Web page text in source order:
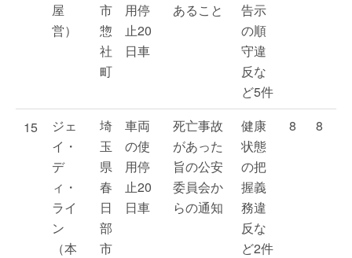
屋
営）
市
惣
社
町
用停
止20
日車
あること
告示
の順
守違
反な
ど5件
15
ジェ
イ・
デ
ィ・
ライ
ン
（本
埼
玉
県
春
日
部
市
車両
の使
用停
止20
日車
死亡事故
があった
旨の公安
委員会か
らの通知
健康
状態
の把
握義
務違
反な
ど2件
8 8